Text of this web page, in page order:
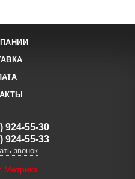
924-55-30
924-55-33
звонок